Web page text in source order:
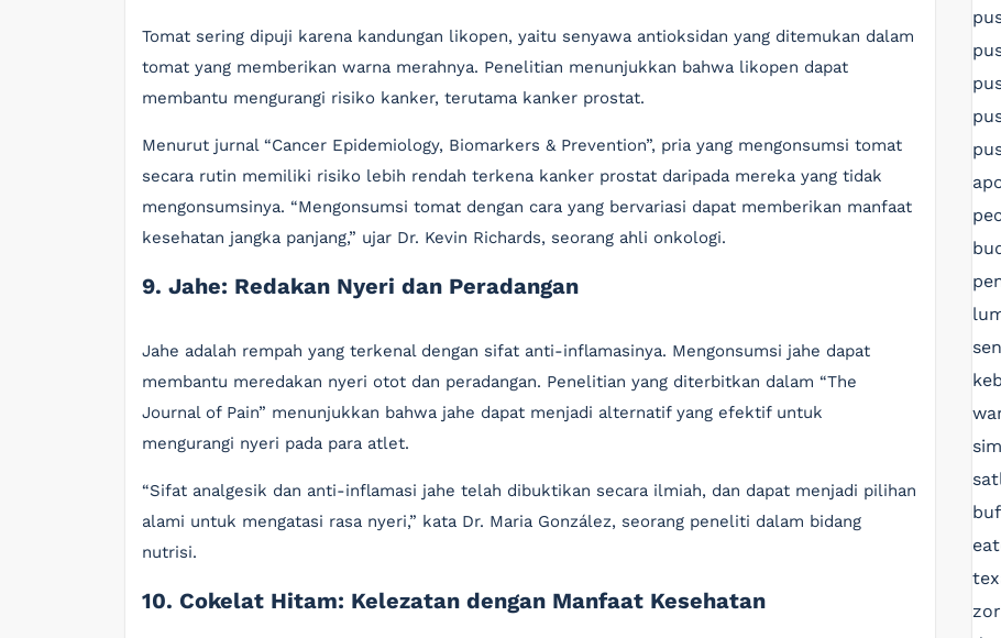
Tomat sering dipuji karena kandungan likopen, yaitu senyawa antioksidan yang ditemukan dalam
tomat yang memberikan warna merahnya. Penelitian menunjukkan bahwa likopen dapat
membantu mengurangi risiko kanker, terutama kanker prostat.
Menurut jurnal “Cancer Epidemiology, Biomarkers & Prevention”, pria yang mengonsumsi tomat
secara rutin memiliki risiko lebih rendah terkena kanker prostat daripada mereka yang tidak
mengonsumsinya. “Mengonsumsi tomat dengan cara yang bervariasi dapat memberikan manfaat
kesehatan jangka panjang,” ujar Dr. Kevin Richards, seorang ahli onkologi.
9. Jahe: Redakan Nyeri dan Peradangan
Jahe adalah rempah yang terkenal dengan sifat anti-inflamasinya. Mengonsumsi jahe dapat
membantu meredakan nyeri otot dan peradangan. Penelitian yang diterbitkan dalam “The
Journal of Pain” menunjukkan bahwa jahe dapat menjadi alternatif yang efektif untuk
mengurangi nyeri pada para atlet.
“Sifat analgesik dan anti-inflamasi jahe telah dibuktikan secara ilmiah, dan dapat menjadi pilihan
alami untuk mengatasi rasa nyeri,” kata Dr. Maria González, seorang peneliti dalam bidang
nutrisi.
10. Cokelat Hitam: Kelezatan dengan Manfaat Kesehatan